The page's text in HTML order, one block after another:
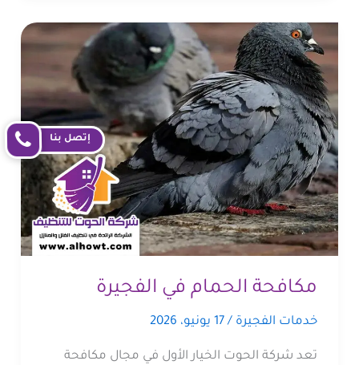
مكافحة الحمام في الفجيرة
خدمات الفجيرة /17 يونيو، 2026
تعد شركة الحوت الخيار الأول في مجال مكافحة
إتصل بنا